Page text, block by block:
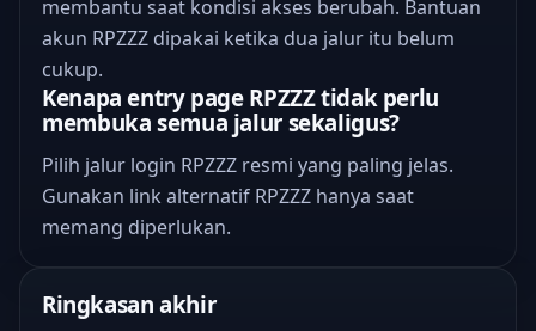
membantu saat kondisi akses berubah. Bantuan
akun RPZZZ dipakai ketika dua jalur itu belum
cukup.
Kenapa entry page RPZZZ tidak perlu
membuka semua jalur sekaligus?
Pilih jalur login RPZZZ resmi yang paling jelas.
Gunakan link alternatif RPZZZ hanya saat
memang diperlukan.
Ringkasan akhir